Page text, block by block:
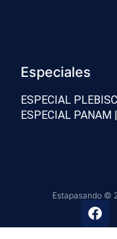
Especiales
ESPECIAL
ESPECIAL PANAM
Estapasando ©